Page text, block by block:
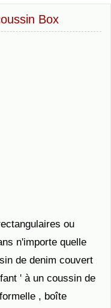
Box
ou
n'importe quelle
de denim couvert
' à un coussin de
, boîte